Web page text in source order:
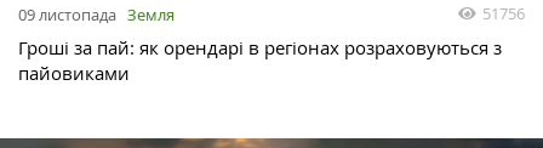
09 листопада Земля 51756
Гроші за пай: як орендарі в регіонах розраховуються з
пайовиками